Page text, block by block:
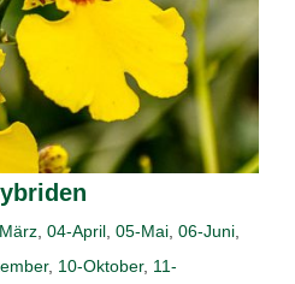
, 04-April, 05-Mai, 06-Juni,
, 10-Oktober, 11-